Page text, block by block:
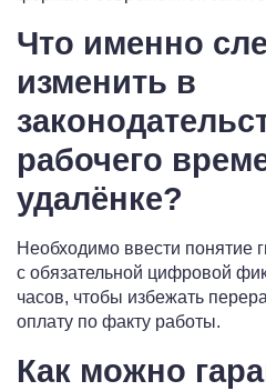
Что именно
изменить в
рабочего
удалёнке?
Необходимо ввести понятие
с обязательной цифровой
часов, чтобы избежать
оплату по факту работы.
Как можно